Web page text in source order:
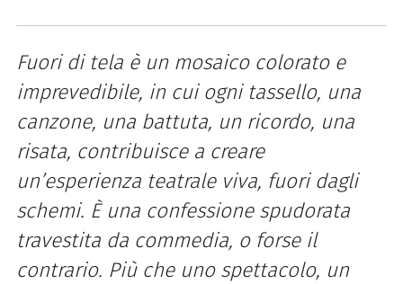
Fuori di tela è un mosaico colorato e
imprevedibile, in cui ogni tassello, una
canzone, una battuta, un ricordo, una
risata, contribuisce a creare
un’esperienza teatrale viva, fuori dagli
schemi. È una confessione spudorata
travestita da commedia, o forse il
contrario. Più che uno spettacolo, un